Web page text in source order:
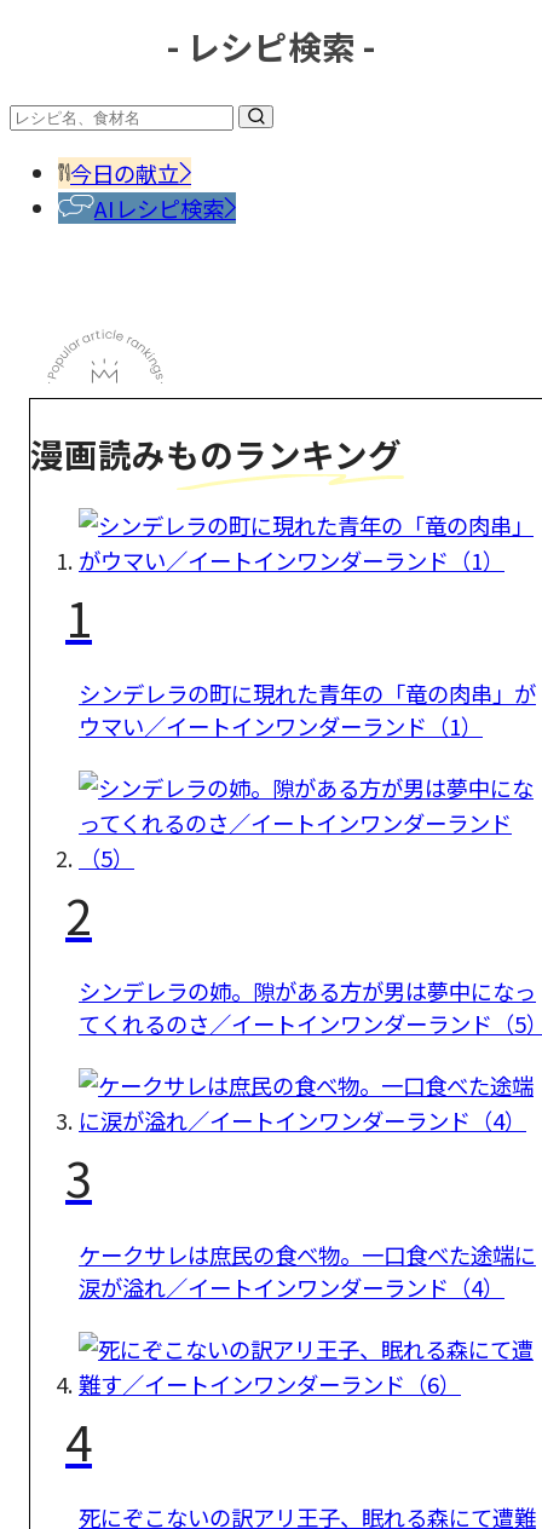
- レシピ検索 -
今日の献立
AIレシピ検索
漫画読みものランキング
1
シンデレラの町に現れた青年の「竜の肉串」が
ウマい／イートインワンダーランド（1）
2
シンデレラの姉。隙がある方が男は夢中になっ
てくれるのさ／イートインワンダーランド（5
3
ケークサレは庶民の食べ物。一口食べた途端に
涙が溢れ／イートインワンダーランド（4）
4
死にぞこないの訳アリ王子、眠れる森にて遭難